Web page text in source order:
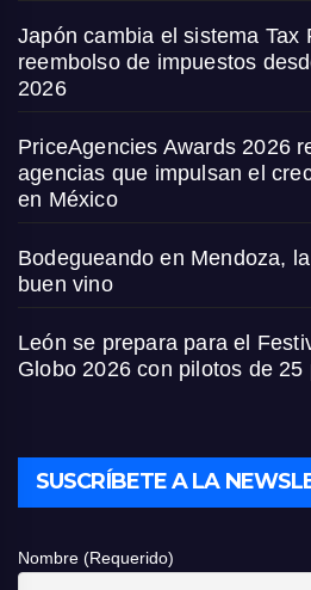
Japón cambia el sistema Tax
reembolso de impuestos
2026
PriceAgencies Awards 2026
agencias que impulsan el
en México
Bodegueando en Mendoza,
buen vino
León se prepara para el
Globo 2026 con pilotos de 25
SUSCRÍBETE A LA
Nombre (Requerido)